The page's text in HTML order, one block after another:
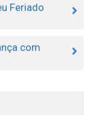
Feriado
com